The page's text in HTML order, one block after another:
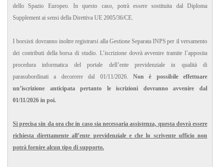
dello Spazio Europeo. In questo caso, potrà essere sostituita dal Diploma
Supplement ai sensi della Direttiva UE 2005/36/CE.
I borsisti dovranno inoltre registrarsi alla Gestione Separata INPS per il versamento
dei contributi della borsa di studio. L’iscrizione dovrà avvenire tramite l’apposita
procedura informatica del portale dell’ente previdenziale in qualità di
parasubordinati a decorrere dal 01/11/2026. Non è possibile effettuare
un’iscrizione anticipata pertanto le iscrizioni dovranno avvenire dal
01/11/2026 in poi.
Si precisa sin da ora che in caso sia necessaria assistenza, questa dovrà essere
richiesta direttamente all’ente previdenziale e che lo scrivente ufficio non
potrà fornire alcun tipo di supporto.